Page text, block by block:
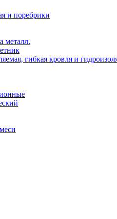
и поребрики
металл.
гибкая кровля и